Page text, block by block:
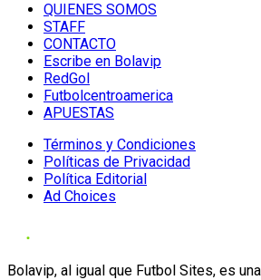
QUIENES SOMOS
STAFF
CONTACTO
Escribe en Bolavip
RedGol
Futbolcentroamerica
APUESTAS
Términos y Condiciones
Políticas de Privacidad
Política Editorial
Ad Choices
Bolavip, al igual que Futbol Sites, es